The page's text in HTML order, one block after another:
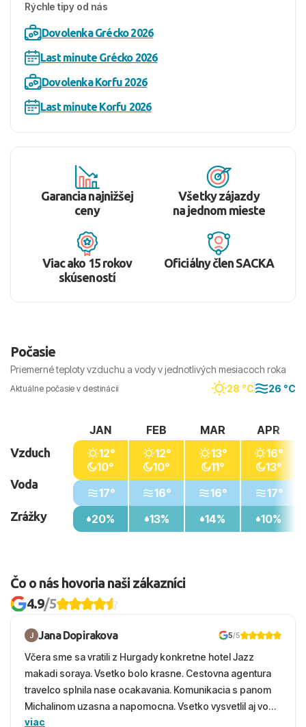
Rýchle tipy od nás
Dovolenka Grécko 2026
Last minute Grécko 2026
Dovolenka Korfu 2026
Last minute Korfu 2026
Garancia najnižšej
ceny
Všetky zájazdy
na jednom mieste
Viac ako 15 rokov
skúseností
Oficiálny člen SACKA
Počasie
Priemerné teploty vzduchu a vody v jednotlivých mesiacoch roka
Aktuálne počasie v destinácii 28 °C 26 °C
Vzduch
Voda
Zrážky
JAN
12°
10°
17°
20%
FEB
12°
10°
16°
13%
MAR
13°
11°
16°
14%
APR
16°
13°
17°
10%
Čo o nás hovoria naši zákazníci
4.9/5
Jana Dopirakova 5/5
Včera sme sa vratili z Hurgady konkretne hotel Jazz
makadi soraya. Vsetko bolo krasne. Cestovna agentura
travelco splnila nase ocakavania. Komunikacia s panom
Michalinom uzasna a napomocna. Vsetko vysvetlil aj vo
vecernych hodinach zaco sa ospravedlnujem. Hotel
viac